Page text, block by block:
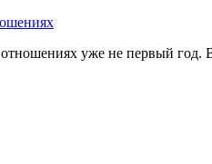
уже не первый год.